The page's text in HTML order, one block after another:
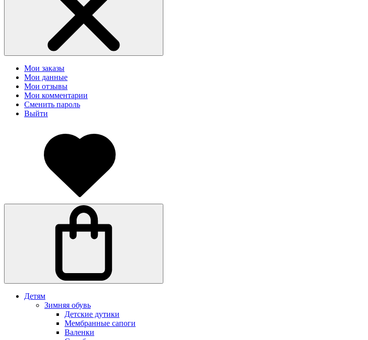
Мои заказы
Мои данные
Мои отзывы
Мои комментарии
Сменить пароль
Выйти
Детям
Зимняя обувь
Детские дутики
Мембранные сапоги
Валенки